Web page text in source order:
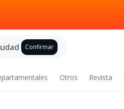
Confirmar
Otros Revista